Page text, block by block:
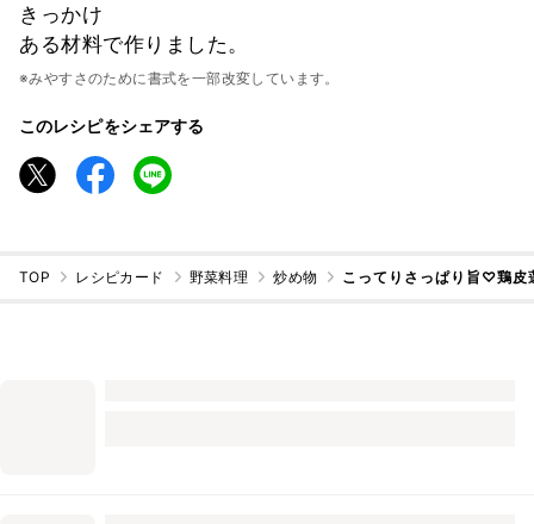
きっかけ
ある材料で作りました。
※みやすさのために書式を一部改変しています。
このレシピをシェアする
TOP レシピカード 野菜料理 炒め物 こってりさっぱり旨♡鶏皮